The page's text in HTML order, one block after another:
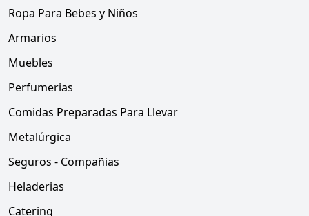
Ropa Para Bebes y Niños
Armarios
Muebles
Perfumerias
Comidas Preparadas Para Llevar
Metalúrgica
Seguros - Compañias
Heladerias
Catering